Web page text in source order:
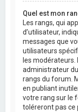
Quel est mon
Les rangs, qui
d’utilisateur,
messages que
utilisateurs
les modérateurs.
administrateur
rangs du forum.
en publiant
votre rang sur le
toléreront pas ce